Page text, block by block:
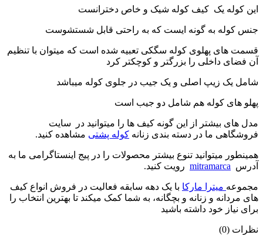
این کوله یک کیف کوله شیک و خاص دخترانست
جنس کوله به گونه ایست که به راحتی قابل شستشوست
قسمت های پهلوی کوله سگکی تعبیه شده است که میتوان با تنظیم
آن فضای داخلی را بزرگتر و کوچکتر کرد
شامل یک زیپ اصلی و یک جیب در جلوی کوله میباشد
پهلو های کوله هم شامل دو جیب است
مدل های بیشتر از این گونه کیف ها را میتوانید در سایت
فروشگاهی ما در دسته بندی زنانه کوله پشتی مشاهده کنید.
همینطور میتوانید تنوع بیشتر محصولات را در پیج اینستاگرامی ما به
آدرس mitramarca رویت کنید.
مجموعه میترا مارکا با یک دهه سابقه فعالیت در فروش انواع کیف
های مردانه و زنانه و بچگانه، به شما کمک میکند تا بهترین انتخاب را
برای نیاز خود داشته باشید
نظرات (0)